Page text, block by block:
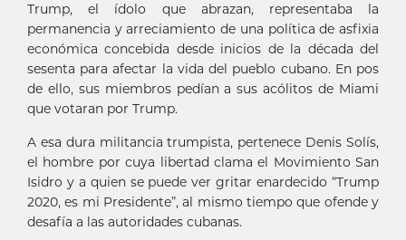
Trump, el ídolo que abrazan, representaba la
permanencia y arreciamiento de una política de asfixia
económica concebida desde inicios de la década del
sesenta para afectar la vida del pueblo cubano. En pos
de ello, sus miembros pedían a sus acólitos de Miami
que votaran por Trump.
A esa dura militancia trumpista, pertenece Denis Solís,
el hombre por cuya libertad clama el Movimiento San
Isidro y a quien se puede ver gritar enardecido “Trump
2020, es mi Presidente”, al mismo tiempo que ofende y
desafía a las autoridades cubanas.